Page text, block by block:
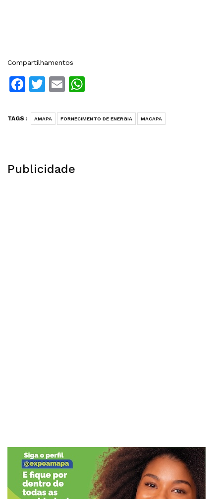
Compartilhamentos
Facebook
Twitter
Email
TAGS : AMAPA FORNECIMENTO DE ENERGIA MACAPA
Publicidade